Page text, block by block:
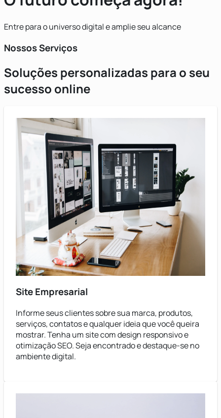
Entre para o universo digital e amplie seu alcance
Nossos Serviços
Soluções personalizadas para o seu
sucesso online
Site Empresarial
Informe seus clientes sobre sua marca, produtos,
serviços, contatos e qualquer ideia que você queira
mostrar. Tenha um site com design responsivo e
otimização SEO. Seja encontrado e destaque-se no
ambiente digital.